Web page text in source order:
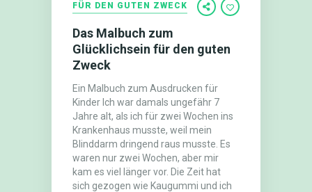
FÜR DEN GUTEN ZWECK
Das Malbuch zum
Glücklichsein für den guten
Zweck
Ein Malbuch zum Ausdrucken für
Kinder Ich war damals unge​fähr 7
Jahre alt, als ich für ​zwei Wochen ins
Krankenhaus musste, weil mein
Blinddarm dringend raus musste. Es
waren nur zwei Wochen, aber mir
kam es viel länger vor. Die Zeit hat
sich gezogen wie Kaugummi und ich